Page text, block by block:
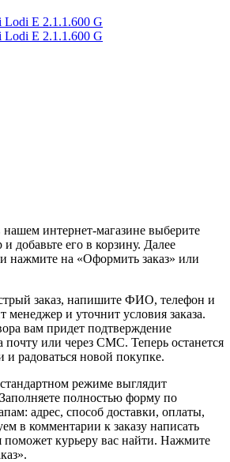
интернет-магазине выберите
добавьте его в корзину. Далее
нажмите на «Оформить заказ» или
заказ, напишите ФИО, телефон и
менеджер и уточнит условия заказа.
вам придет подтверждение
почту или через СМС. Теперь останется
и радоваться новой покупке.
режиме выглядит
полностью форму по
адрес, способ доставки, оплаты,
в комментарии к заказу написать
курьеру вас найти. Нажмите